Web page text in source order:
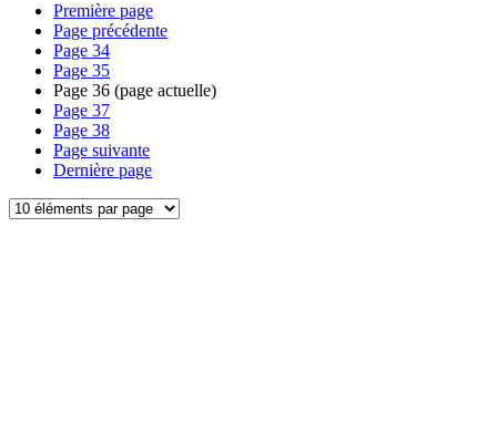
Première page
Page précédente
Page 34
Page 35
Page 36 (page actuelle)
Page 37
Page 38
Page suivante
Dernière page